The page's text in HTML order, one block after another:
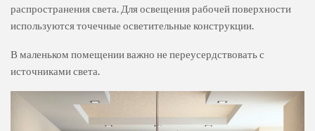
распространения света. Для освещения рабочей поверхности
используются точечные осветительные конструкции.
В маленьком помещении важно не переусердствовать с
источниками света.